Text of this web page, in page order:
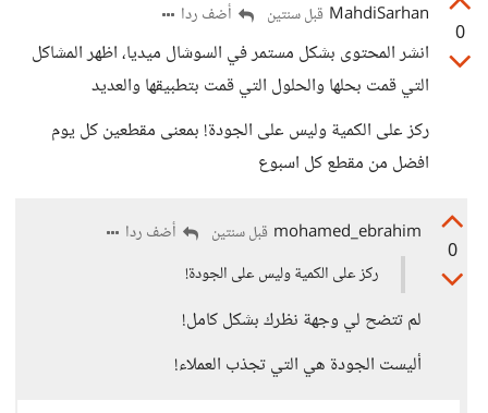
0
MahdiSarhan قبل سنتين أضف ردا
انشر المحتوى بشكل مستمر في السوشال ميديا، اظهر المشاكل
التي قمت بحلها والحلول التي قمت بتطبيقها والعديد
ركز على الكمية وليس على الجودة! بمعنى مقطعين كل يوم
افضل من مقطع كل اسبوع
0
mohamed_ebrahim قبل سنتين
أضف ردا
ركز على الكمية وليس على الجودة!
لم تتضح لي وجهة نظرك بشكل كامل!
أليست الجودة هي التي تجذب العملاء!